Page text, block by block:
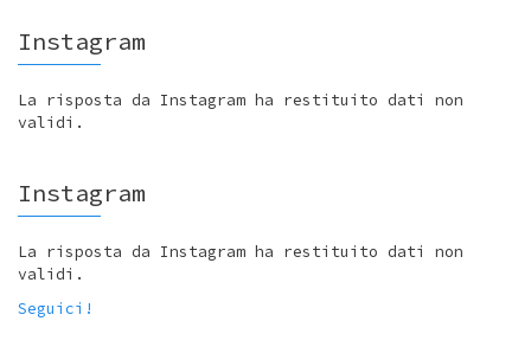
Instagram
La risposta da Instagram ha restituito dati non
validi.
Instagram
La risposta da Instagram ha restituito dati non
validi.
Seguici!